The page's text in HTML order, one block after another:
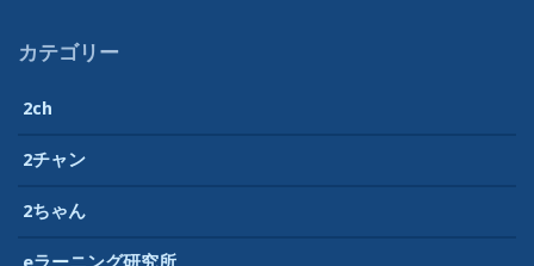
カテゴリー
2ch
2チャン
2ちゃん